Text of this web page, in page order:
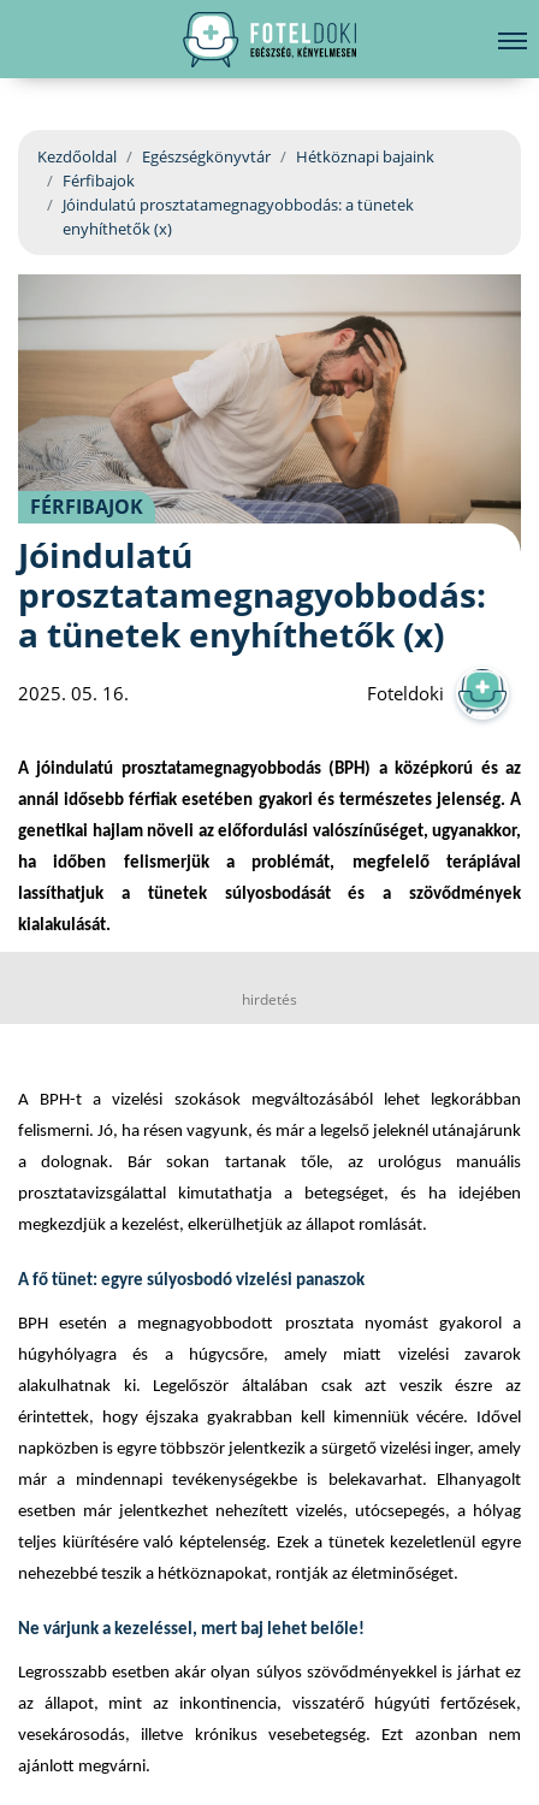
EGÉSZSÉGKÖNYVTÁR
BETEGSÉGKALAUZ
ÜGYELETKERESŐ
ORVOSKERESŐ
hirdetés
Kezdőoldal Egészségkönyvtár
Hétköznapi bajaink
Férfibajok
Jóindulatú prosztatamegnagyobbodás: a tünetek
enyhíthetők (x)
FÉRFIBAJOK
Jóindulatú
prosztatamegnagyobbodás:
a tünetek enyhíthetők (x)
2025. 05. 16. Foteldoki
A jóindulatú prosztatamegnagyobbodás (BPH) a középkorú és az
annál idősebb férfiak esetében gyakori és természetes jelenség. A
genetikai hajlam növeli az előfordulási valószínűséget, ugyanakkor,
ha időben felismerjük a problémát, megfelelő terápiával
lassíthatjuk a tünetek súlyosbodását és a szövődmények
kialakulását.
hirdetés
A BPH-t a vizelési szokások megváltozásából lehet legkorábban
felismerni. Jó, ha résen vagyunk, és már a legelső jeleknél utánajárunk
a dolognak. Bár sokan tartanak tőle, az urológus manuális
prosztatavizsgálattal kimutathatja a betegséget, és ha idejében
megkezdjük a kezelést, elkerülhetjük az állapot romlását.
A fő tünet: egyre súlyosbodó vizelési panaszok
BPH esetén a megnagyobbodott prosztata nyomást gyakorol a
húgyhólyagra és a húgycsőre, amely miatt vizelési zavarok
alakulhatnak ki. Legelőször általában csak azt veszik észre az
érintettek, hogy éjszaka gyakrabban kell kimenniük vécére. Idővel
napközben is egyre többször jelentkezik a sürgető vizelési inger, amely
már a mindennapi tevékenységekbe is belekavarhat. Elhanyagolt
esetben már jelentkezhet nehezített vizelés, utócsepegés, a hólyag
teljes kiürítésére való képtelenség. Ezek a tünetek kezeletlenül egyre
nehezebbé teszik a hétköznapokat, rontják az életminőséget.
Ne várjunk a kezeléssel, mert baj lehet belőle!
Legrosszabb esetben akár olyan súlyos szövődményekkel is járhat ez
az állapot, mint az inkontinencia, visszatérő húgyúti fertőzések,
vesekárosodás, illetve krónikus vesebetegség. Ezt azonban nem
ajánlott megvárni.